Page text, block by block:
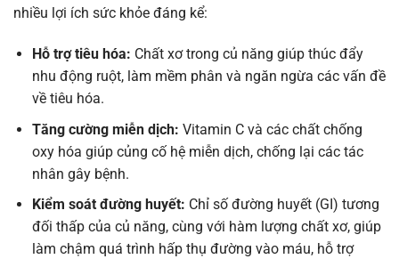
nhiều lợi ích sức khỏe đáng kể:
Hỗ trợ tiêu hóa: Chất xơ trong củ năng giúp thúc đẩy
nhu động ruột, làm mềm phân và ngăn ngừa các vấn đề
về tiêu hóa.
Tăng cường miễn dịch: Vitamin C và các chất chống
oxy hóa giúp củng cố hệ miễn dịch, chống lại các tác
nhân gây bệnh.
Kiểm soát đường huyết: Chỉ số đường huyết (GI) tương
đối thấp của củ năng, cùng với hàm lượng chất xơ, giúp
làm chậm quá trình hấp thụ đường vào máu, hỗ trợ